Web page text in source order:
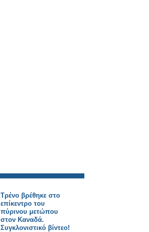
Τρένο βρέθηκε στο
επίκεντρο του
πύρινου μετώπου
στον Καναδά.
Συγκλονιστικό βίντεο!